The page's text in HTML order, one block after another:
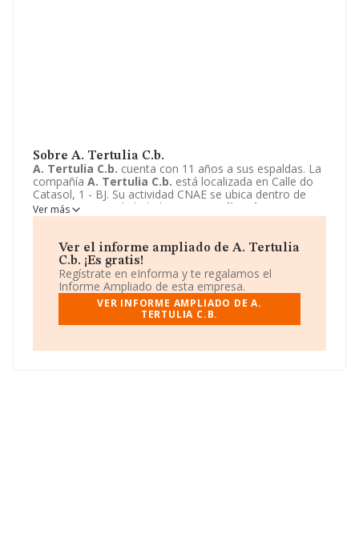
Sobre A. Tertulia C.b.
A. Tertulia C.b. cuenta con 11 años a sus espaldas. La
compañía A. Tertulia C.b. está localizada en Calle do
Catasol, 1 - BJ. Su actividad CNAE se ubica dentro de
5630 - Servicios de bebidas.
A. Tertulia C.b.
modelo de sociedad Comunidad de bienes.
Ver más
Ver el informe ampliado de A. Tertulia
C.b. ¡Es gratis!
Regístrate en eInforma y te regalamos el
Informe Ampliado de esta empresa.
VER INFORME AMPLIADO DE A.
TERTULIA C.B.